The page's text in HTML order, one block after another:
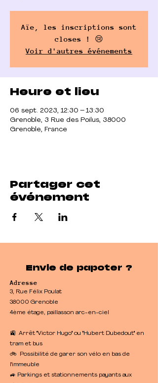
Aïe, les inscriptions sont
closes ! 😢
Voir d'autres événements
Heure et lieu
06 sept. 2023, 12:30 – 13:30
Grenoble, 3 Rue des Poilus, 38000
Grenoble, France
Partager cet
événement
Envie de papoter ?
Adresse
3, Rue Félix Poulat
38000 Grenoble
4ème étage, paillasson arc-en-ciel
🚉 Arrêt "Victor Hugo" ou "Hubert Dubedout" en
tram et bus
🚲 Possibilité de garer son vélo en bas de
l'immeuble
​🚙 Parkings et stationnements payants aux